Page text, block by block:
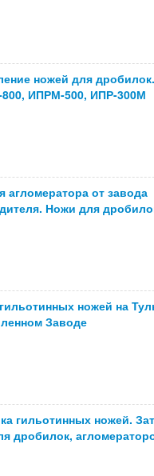
ножей для
ИПРМ-500, ИПР-300М
агломератора от завода
Ножи для
ножей на
Заводе
гильотинных ножей.
дробилок,